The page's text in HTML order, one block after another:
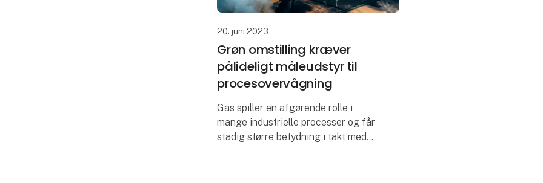
20. juni 2023
Grøn omstilling kræver
pålideligt måleudstyr til
procesovervågning
Gas spiller en afgørende rolle i
mange industrielle processer og får
stadig større betydning i takt med